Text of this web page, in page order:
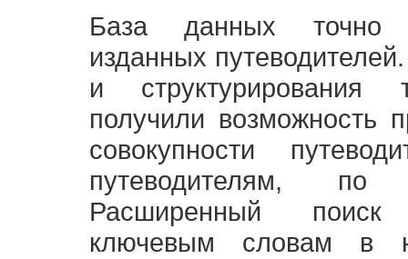
База данных точно
изданных
и структурирования
получили возможность
совокупности
путеводителям,
Расширенный
ключевым словам в